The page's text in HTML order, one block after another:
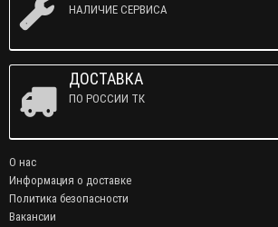
НАЛИЧИЕ СЕРВИСА
ДОСТАВКА
ПО РОССИИ ТК
О нас
Информация о доставке
Политика безопасности
Вакансии